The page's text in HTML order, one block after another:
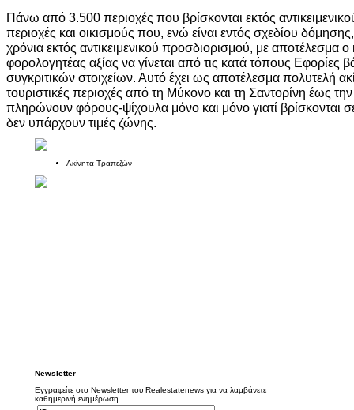
Πάνω από 3.500 περιοχές που βρίσκονται εκτός
περιοχές και οικισμούς που, ενώ είναι εντός σχεδίου
χρόνια εκτός αντικειμενικού προσδιορισμού, με αποτέλεσμα
φορολογητέας αξίας να γίνεται από τις κατά τόπους Εφορίες
συγκριτικών στοιχείων. Αυτό έχει ως αποτέλεσμα πολυτελή
τουριστικές περιοχές από τη Μύκονο και τη Σαντορίνη έως
πληρώνουν φόρους-ψίχουλα μόνο και μόνο γιατί βρίσκονται
δεν υπάρχουν τιμές ζώνης.
Ακίνητα Τραπεζών
Newsletter
Εγγραφείτε στο Newsletter του Realestatenews για να λαμβάνετε
καθημερινή ενημέρωση.